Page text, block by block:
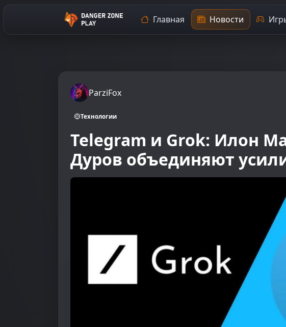
Главная Новости
ParziFox
Технологии
Telegram и Grok: Илон
Дуров объединяют